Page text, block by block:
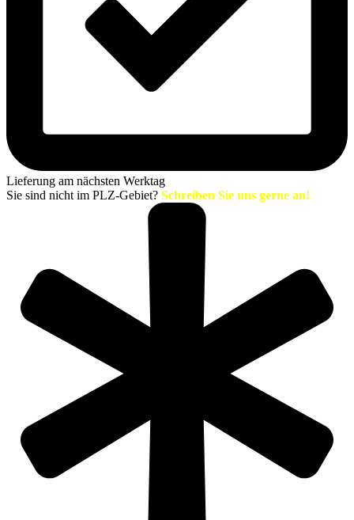
Lieferung am nächsten Werktag
Sie sind nicht im PLZ-Gebiet? Schreiben Sie uns gerne an!